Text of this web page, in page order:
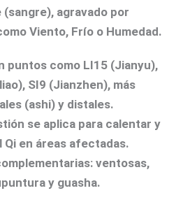
agravado por
Viento, Frío o Humedad.
puntos como LI15 (Jianyu),
SI9 (Jianzhen), más
(ashi) y distales.
se aplica para calentar y
Qi en áreas afectadas.
ventosas,
y guasha.